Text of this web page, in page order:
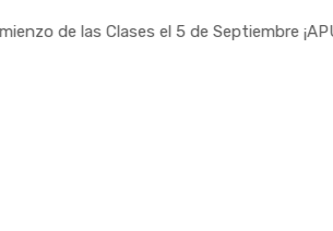
las Clases el 5 de Septiembre ¡APÚNTATE!